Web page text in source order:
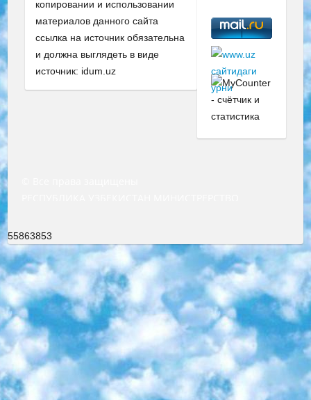
копировании и использовании
материалов данного сайта
ссылка на источник обязательна
и должна выглядеть в виде
источник: idum.uz
55863853